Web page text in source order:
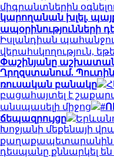
միգրանտներին
կարողանան խլել,
ապօրինությունների
Իսլանդիան
վերահսկողություն,
Փաշինյանը
Ղրղզստանում.
ռուսական բանակը
բացահայտել է
անսպասելի միջոց
ճեպազրույցը
Խոջյանի մեքենայի
քաղաքապետարանին
դեսպանը քննարկել են